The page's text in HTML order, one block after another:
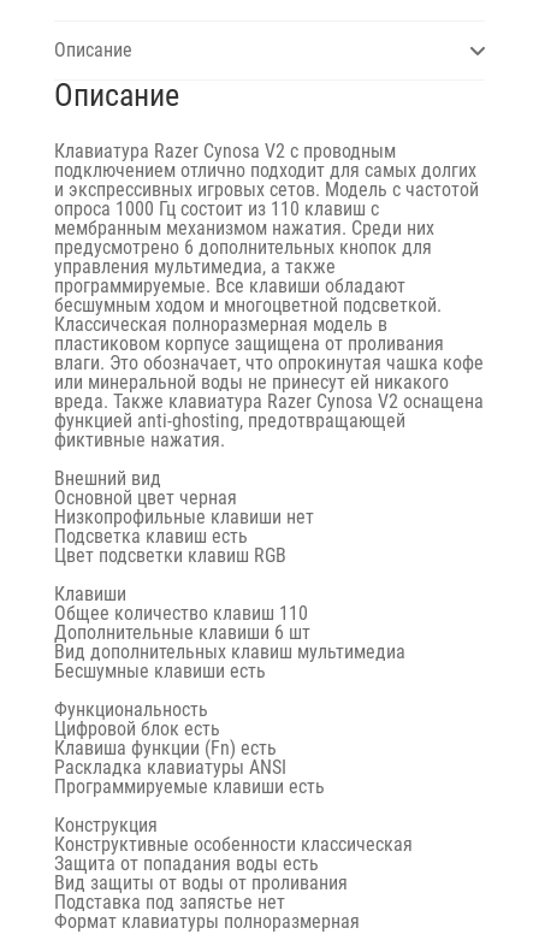
Описание
Описание
Клавиатура Razer Cynosa V2 с проводным
подключением отлично подходит для самых долгих
и экспрессивных игровых сетов. Модель с частотой
опроса 1000 Гц состоит из 110 клавиш с
мембранным механизмом нажатия. Среди них
предусмотрено 6 дополнительных кнопок для
управления мультимедиа, а также
программируемые. Все клавиши обладают
бесшумным ходом и многоцветной подсветкой.
Классическая полноразмерная модель в
пластиковом корпусе защищена от проливания
влаги. Это обозначает, что опрокинутая чашка кофе
или минеральной воды не принесут ей никакого
вреда. Также клавиатура Razer Cynosa V2 оснащена
функцией anti-ghosting, предотвращающей
фиктивные нажатия.
Внешний вид
Основной цвет черная
Низкопрофильные клавиши нет
Подсветка клавиш есть
Цвет подсветки клавиш RGB
Клавиши
Общее количество клавиш 110
Дополнительные клавиши 6 шт
Вид дополнительных клавиш мультимедиа
Бесшумные клавиши есть
Функциональность
Цифровой блок есть
Клавиша функции (Fn) есть
Раскладка клавиатуры ANSI
Программируемые клавиши есть
Конструкция
Конструктивные особенности классическая
Защита от попадания воды есть
Вид защиты от воды от проливания
Подставка под запястье нет
Формат клавиатуры полноразмерная